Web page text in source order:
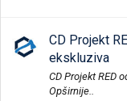
CD Projekt
ekskluziva
CD Projekt RED
Opširnije..